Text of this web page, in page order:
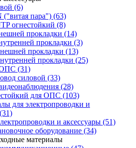
(6)
("витая пара") (63)
огнестойкий (8)
прокладки (14)
прокладки (3)
прокладки (13)
прокладки (25)
ОПС (31)
силовой (33)
(28)
для ОПС (103)
для электропроводки и
(31)
и аксессуары (51)
оборудование (34)
материалы